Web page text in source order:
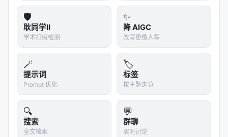
品强。这是单边依赖。在这种权力结构下,工具厂做"隐
蔽分类",用户没有任何"知情-同意-退出"的路径。
4. "中国"只是当下,机制是通用的
Reddit 原帖的评论区里,有人已经指出:
展到任何国家、任何公司、任何"我们不喜欢"的群体
今天是中国,明天可能是欧洲、可能是企业客户、可能
是某个特定行业。
技术是中性的,使用方式是有立场的。Anthropic 这次
展示的"使用方式",会让所有非美国用户重新评估一件
🛡️
耿同学II
学术打假检测
✨
降 AIGC
改写更像人写
🪄
提示词
Prompt 优化
🏷️
标签
按主题浏览
🔍
搜索
全文检索
💬
群聊
实时讨论